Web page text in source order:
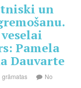
un
Pamela
Dauvarte
grāmatas
No